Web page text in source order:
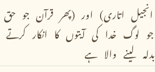
انجیل اتاری) اور (پھر قرآن جو حق
جو لوگ خدا کی آیتوں کا انکار کرتے
بدلہ لینے والا ہے